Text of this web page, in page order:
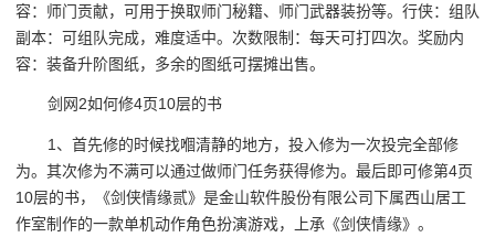
容：师门贡献，可用于换取师门秘籍、师门武器装扮等。行侠：组队
副本：可组队完成，难度适中。次数限制：每天可打四次。奖励内
容：装备升阶图纸，多余的图纸可摆摊出售。
剑网2如何修4页10层的书
1、首先修的时候找嗰清静的地方，投入修为一次投完全部修
为。其次修为不满可以通过做师门任务获得修为。最后即可修第4页
10层的书，《剑侠情缘贰》是金山软件股份有限公司下属西山居工
作室制作的一款单机动作角色扮演游戏，上承《剑侠情缘》。